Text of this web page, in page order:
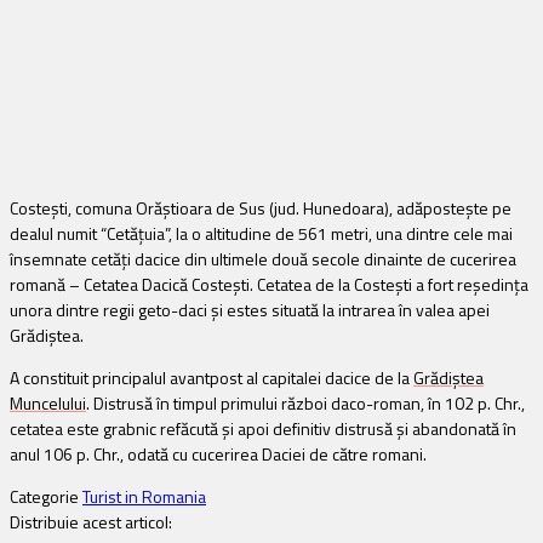
Costeşti, comuna Orăştioara de Sus (jud.Hunedoara), adăposteşte pe
dealul numit “Cetăţuia”, la o altitudine de 561 metri, una dintre cele mai
însemnate cetăţi dacice din ultimele două secole dinainte de cucerirea
romană –Cetatea Dacică Costeşti.Cetatea de la Costeşti a fort reşedinţa
unora dintre regii geto-daci şi estes situată la intrarea în valea apei
Grădiştea.
A constituit principalul avantpost al capitalei dacice de laGrădiştea
Muncelului. Distrusă în timpul primului război daco-roman, în 102 p. Chr.,
cetatea este grabnic refăcută şi apoi definitiv distrusă şi abandonată în
anul 106 p. Chr., odată cu cucerirea Daciei de către romani.
CategorieTurist in Romania
Distribuie acest articol: